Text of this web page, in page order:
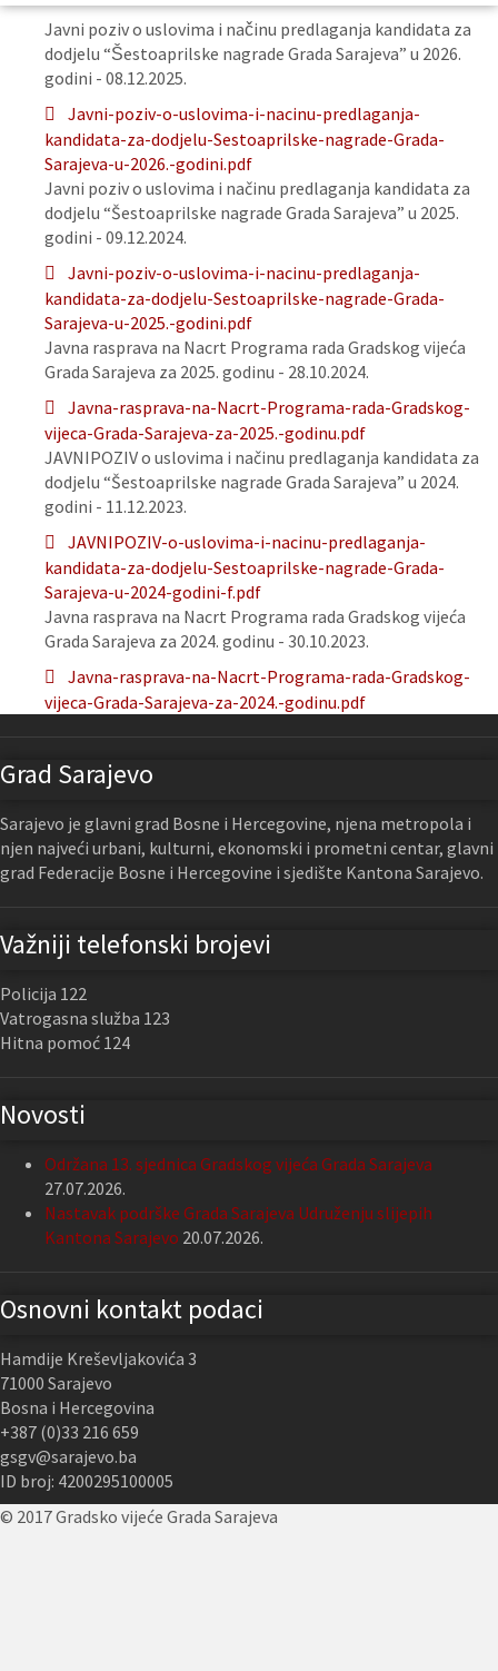
Javni poziv o uslovima i načinu predlaganja kandidata za
dodjelu “Šestoaprilske nagrade Grada Sarajeva” u 2026.
godini - 08.12.2025.
Javni-poziv-o-uslovima-i-nacinu-predlaganja-
kandidata-za-dodjelu-Sestoaprilske-nagrade-Grada-
Sarajeva-u-2026.-godini.pdf
Javni poziv o uslovima i načinu predlaganja kandidata za
dodjelu “Šestoaprilske nagrade Grada Sarajeva” u 2025.
godini - 09.12.2024.
Javni-poziv-o-uslovima-i-nacinu-predlaganja-
kandidata-za-dodjelu-Sestoaprilske-nagrade-Grada-
Sarajeva-u-2025.-godini.pdf
Javna rasprava na Nacrt Programa rada Gradskog vijeća
Grada Sarajeva za 2025. godinu - 28.10.2024.
Javna-rasprava-na-Nacrt-Programa-rada-Gradskog-
vijeca-Grada-Sarajeva-za-2025.-godinu.pdf
JAVNIPOZIV o uslovima i načinu predlaganja kandidata za
dodjelu “Šestoaprilske nagrade Grada Sarajeva” u 2024.
godini - 11.12.2023.
JAVNIPOZIV-o-uslovima-i-nacinu-predlaganja-
kandidata-za-dodjelu-Sestoaprilske-nagrade-Grada-
Sarajeva-u-2024-godini-f.pdf
Javna rasprava na Nacrt Programa rada Gradskog vijeća
Grada Sarajeva za 2024. godinu - 30.10.2023.
Javna-rasprava-na-Nacrt-Programa-rada-Gradskog-
vijeca-Grada-Sarajeva-za-2024.-godinu.pdf
Grad Sarajevo
Sarajevo je glavni grad Bosne i Hercegovine, njena metropola i
njen najveći urbani, kulturni, ekonomski i prometni centar, glavni
grad Federacije Bosne i Hercegovine i sjedište Kantona Sarajevo.
Važniji telefonski brojevi
Policija 122
Vatrogasna služba 123
Hitna pomoć 124
Novosti
Održana 13. sjednica Gradskog vijeća Grada Sarajeva
27.07.2026.
Nastavak podrške Grada Sarajeva Udruženju slijepih
Kantona Sarajevo 20.07.2026.
Osnovni kontakt podaci
Hamdije Kreševljakovića 3
71000 Sarajevo
Bosna i Hercegovina
+387 (0)33 216 659
gsgv@sarajevo.ba
ID broj: 4200295100005
© 2017 Gradsko vijeće Grada Sarajeva